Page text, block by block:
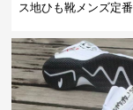
ス地ひも靴メンズ定番